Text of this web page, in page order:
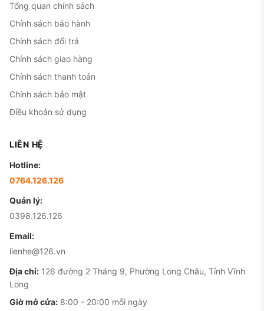
Tổng quan chính sách
Chính sách bảo hành
Chính sách đổi trả
Chính sách giao hàng
Chính sách thanh toán
Chính sách bảo mật
Điều khoản sử dụng
LIÊN HỆ
Hotline:
0764.126.126
Quản lý:
0398.126.126
Email:
lienhe@126.vn
Địa chỉ: 126 đường 2 Tháng 9, Phường Long Châu, Tỉnh Vĩnh
Long
Giờ mở cửa: 8:00 - 20:00 mỗi ngày